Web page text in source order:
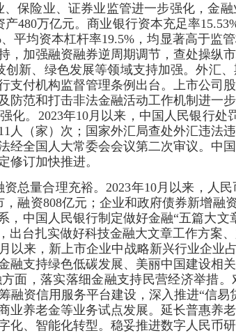
、保险业、证券业监管进一步强化，金
480万亿元。商业银行资本充足率
平均资本杠杆率19.5%，均显著高于监
，加强融资融券逆周期调节，查处操纵
新、绿色发展等领域支持加强。外汇
支付机构监督管理条例出台。上市公司
防范和打击非法金融活动工作机制进一
化。2023年10月以来，中国人民银行
人（家）次；国家外汇局查处外汇违法
全国人大常委会会议第二次审议。中
修订加快推进。
总量合理充裕。2023年10月以来，人
融资808亿元；企业和政府债券新增融
，中国人民银行制定做好金融“五篇大
出台扎实做好科技金融大文章工作方案
以来，新上市企业中战略新兴行业企业
融支持绿色低碳发展、美丽中国建设相
面，落实落细金融支持民营经济举措
融资信用服务平台建设，深入推进“信
业养老金等业务试点发展。延长普惠养
、智能化转型。稳妥推进数字人民币研